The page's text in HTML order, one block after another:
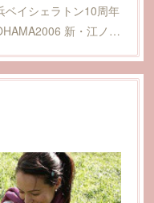
ベイシェラトン10周年
新・江ノ…